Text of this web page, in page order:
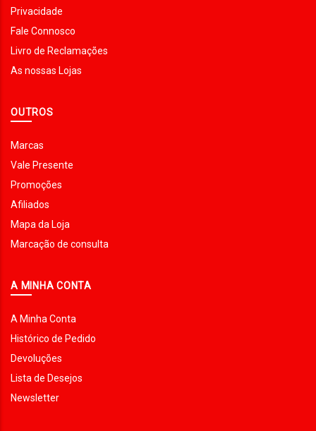
Privacidade
Fale Connosco
Livro de Reclamações
As nossas Lojas
OUTROS
Marcas
Vale Presente
Promoções
Afiliados
Mapa da Loja
Marcação de consulta
A MINHA CONTA
A Minha Conta
Histórico de Pedido
Devoluções
Lista de Desejos
Newsletter